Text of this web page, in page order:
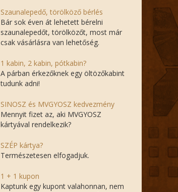
Szaunalepedő, törölköző bérlés
Bár sok éven át lehetett bérelni
szaunalepedőt, törölközőt, most már
csak vásárlásra van lehetőség.
1 kabin, 2 kabin, pótkabin?
A párban érkezőknek egy öltözőkabint
tudunk adni!
SINOSZ és MVGYOSZ kedvezmény
Mennyit fizet az, aki MVGYOSZ
kártyával rendelkezik?
SZÉP kártya?
Természetesen elfogadjuk.
1 + 1 kupon
Kaptunk egy kupont valahonnan, nem